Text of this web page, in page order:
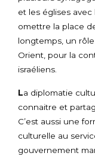
et les églises
omettre la place
longtemps, un
Orient, pour la
israéliens.
La diplomatie
connaitre et
C’est aussi une
culturelle au
gouvernement